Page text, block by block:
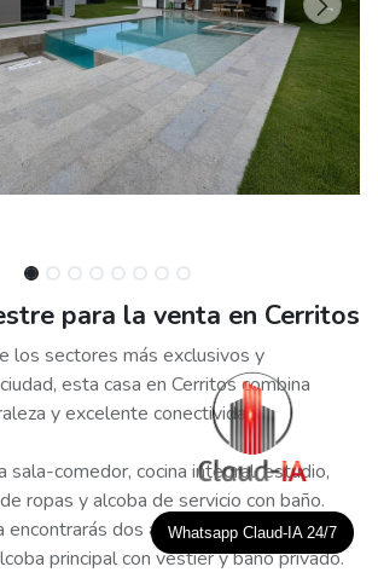
para la venta en Cerritos
los sectores más exclusivos y
esta casa en Cerritos combina
y excelente conectividad.
sala-comedor, cocina integral, estudio,
ropas y alcoba de servicio con baño.
encontrarás dos alcobas auxiliares con
principal con vestier y baño privado.
Whatsapp Claud-IA 24/7